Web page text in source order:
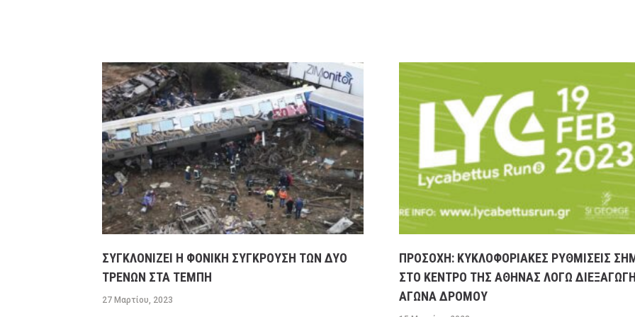
ΣΥΓΚΛΟΝΙΖΕΙ Η ΦΟΝΙΚΗ ΣΥΓΚΡΟΥΣΗ ΤΩΝ ΔΥΟ
ΤΡΕΝΩΝ ΣΤΑ ΤΕΜΠΗ
27 Μαρτίου, 2023
ΠΡΟΣΟΧΗ: ΚΥΚΛΟΦΟΡΙΑΚΕΣ ΡΥΘΜΙΣΕΙΣ
ΣΤΟ ΚΕΝΤΡΟ ΤΗΣ ΑΘΗΝΑΣ ΛΟΓΩ
ΑΓΩΝΑ ΔΡΟΜΟΥ